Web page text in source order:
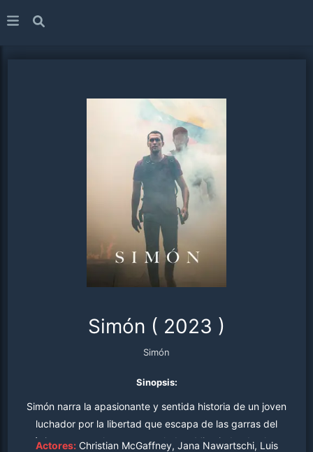
Simón ( 2023 )
Simón
Sinopsis:
Simón narra la apasionante y sentida historia de un joven
luchador por la libertad que escapa de las garras del
régimen venezolano y se traslada a Miami, donde ahora
Actores: Christian McGaffney, Jana Nawartschi, Luis